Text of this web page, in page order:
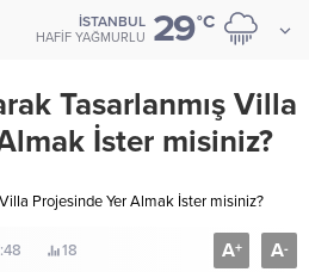
İSTANBUL
HAFIF YAĞMURLU 29°C
Tasarlanmış Villa
İster misiniz?
Projesinde Yer Almak İster misiniz?
18 A+ A-